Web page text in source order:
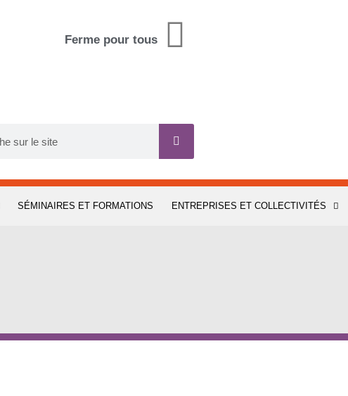
Ferme pour tous
SÉMINAIRES ET FORMATIONS ENTREPRISES ET COLLECTIVITÉS